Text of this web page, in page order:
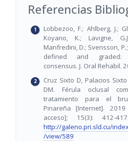
Referencias
Lobbezoo, F.; Ahlberg, J.;
Koyano, K.; Lavigne,
Manfredini, D.; Svensson,
defined and graded:
consensus. J. Oral Rehabil.
Cruz Sixto D, Palacios
DM. Férula oclusal
tratamiento para el
Pinareña [Internet].
acceso]; 15(3): 412-
http://galeno.pri.sld.cu/
/view/589